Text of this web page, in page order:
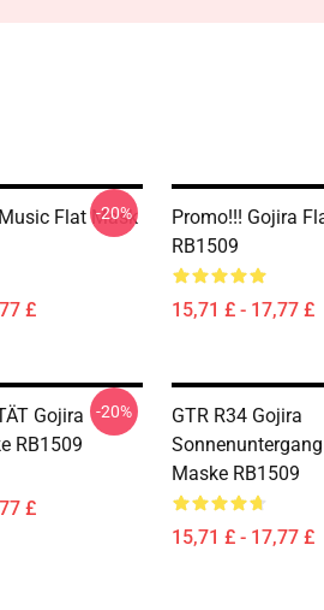
Flat Mask
£
-20%
Promo!!! Gojira
RB1509
15,71 £ - 17,77 £
Gojira
RB1509
£
-20%
GTR R34 Gojira
Maske RB1509
15,71 £ - 17,77 £